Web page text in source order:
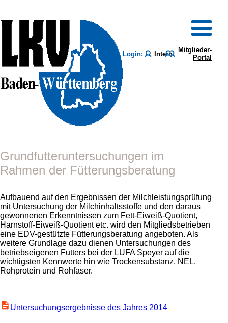
Login: Intern
Mitglieder-
Portal
Grundfutteruntersuchungen im
Rahmen der Fütterungsberatung
Aufbauend auf den Ergebnissen der Milchleistungsprüfung
mit Untersuchung der Milchinhaltsstoffe und den daraus
gewonnenen Erkenntnissen zum Fett-Eiweiß-Quotient,
Harnstoff-Eiweiß-Quotient etc. wird den Mitgliedsbetrieben
eine EDV-gestützte Fütterungsberatung angeboten. Als
weitere Grundlage dazu dienen Untersuchungen des
betriebseigenen Futters bei der LUFA Speyer auf die
wichtigsten Kennwerte hin wie Trockensubstanz, NEL,
Rohprotein und Rohfaser.
Untersuchungsergebnisse des Jahres 2014